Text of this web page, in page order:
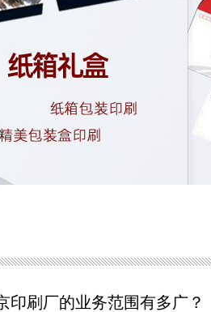
印刷厂的业务范围有多广？